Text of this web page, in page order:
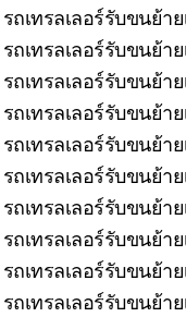
เทรลเลอร์รับขนย้า
เทรลเลอร์รับขนย้า
เทรลเลอร์รับขนย้า
เทรลเลอร์รับขนย้า
เทรลเลอร์รับขนย้า
เทรลเลอร์รับขนย้า
เทรลเลอร์รับขนย้า
เทรลเลอร์รับขนย้า
เทรลเลอร์รับขนย้า
เทรลเลอร์รับขนย้า